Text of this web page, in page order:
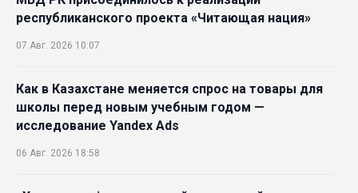
республиканского проекта «Читающая нация»
07 Авг. 2026 10:07
Как в Казахстане меняется спрос на товары для
школы перед новым учебным годом —
исследование Yandex Ads
06 Авг. 2026 18:58